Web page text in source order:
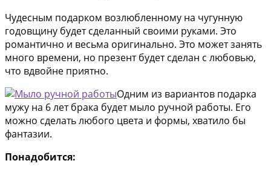
Чудесным подарком возлюбленному на чугунную
годовщину будет сделанный своими руками. Это
романтично и весьма оригинально. Это может занять
много времени, но презент будет сделан с любовью,
что вдвойне приятно.
Одним из вариантов подарка
мужу на 6 лет брака будет мыло ручной работы. Его
можно сделать любого цвета и формы, хватило бы
фантазии.
Понадобится: